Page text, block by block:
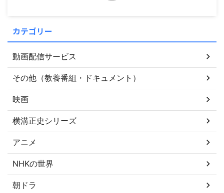
カテゴリー
動画配信サービス
その他（教養番組・ドキュメント）
映画
横溝正史シリーズ
アニメ
NHKの世界
朝ドラ